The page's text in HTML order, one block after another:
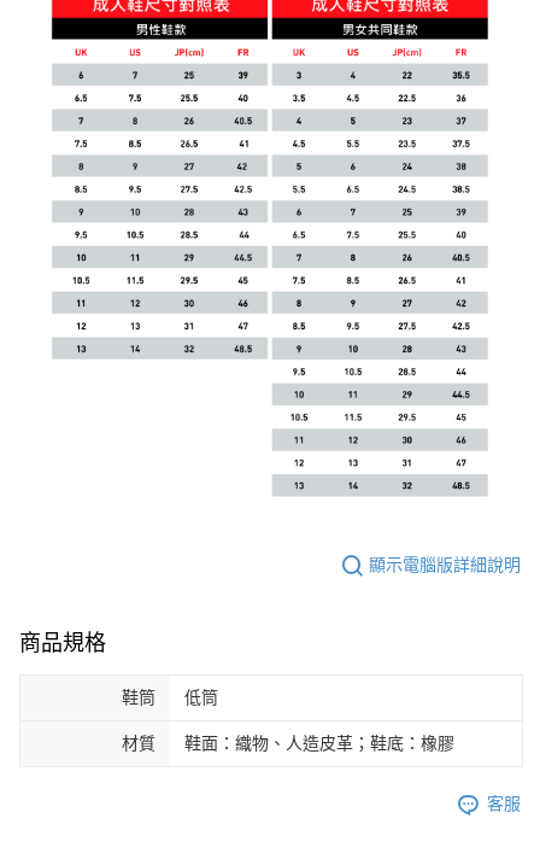
顯示電腦版詳細說明
商品規格
鞋筒 低筒
材質 鞋面：織物、人造皮革；鞋底：橡膠
客服